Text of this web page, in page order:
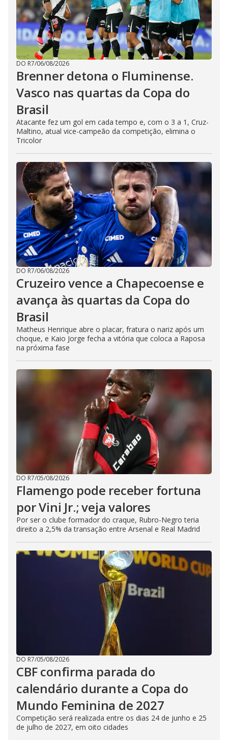
DO R7/06/08/2026
Brenner detona o Fluminense.
Vasco nas quartas da Copa do
Brasil
Atacante fez um gol em cada tempo e, com o 3 a 1, Cruz-
Maltino, atual vice-campeão da competição, elimina o
Tricolor
DO R7/06/08/2026
Cruzeiro vence a Chapecoense e
avança às quartas da Copa do
Brasil
Matheus Henrique abre o placar, fratura o nariz após um
choque, e Kaio Jorge fecha a vitória que coloca a Raposa
na próxima fase
DO R7/05/08/2026
Flamengo pode receber fortuna
por Vini Jr.; veja valores
Por ser o clube formador do craque, Rubro-Negro teria
direito a 2,5% da transação entre Arsenal e Real Madrid
DO R7/05/08/2026
CBF confirma parada do
calendário durante a Copa do
Mundo Feminina de 2027
Competição será realizada entre os dias 24 de junho e 25
de julho de 2027, em oito cidades